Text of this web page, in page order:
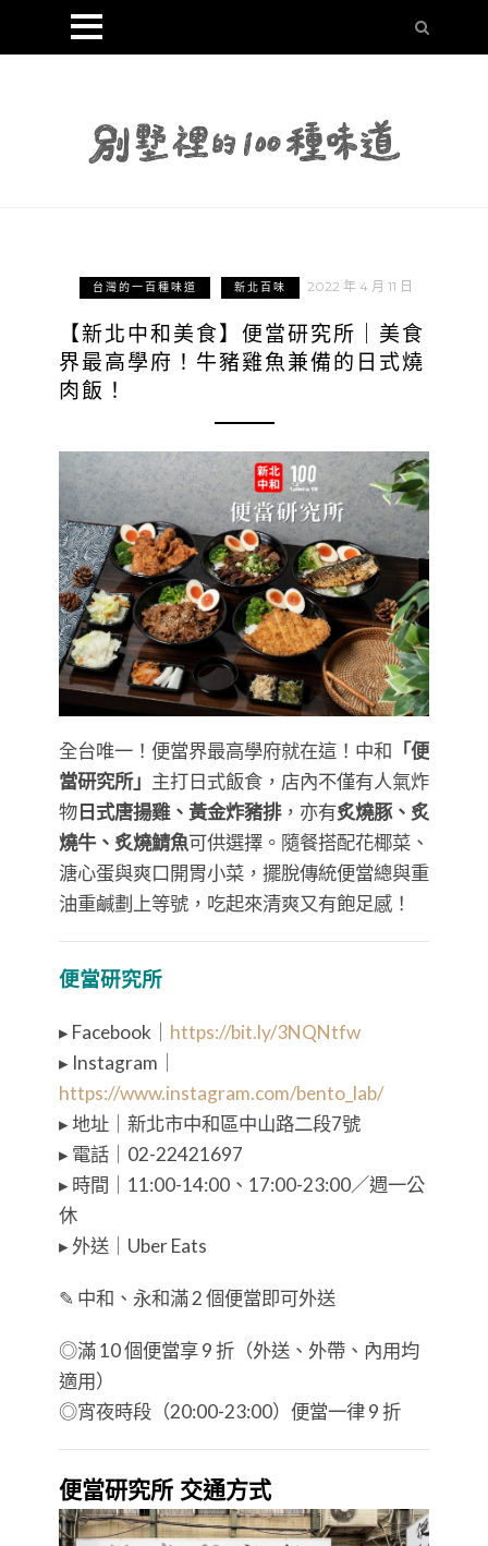
台灣的一百種味道 新北百味 2022 年 4 月 11 日
【新北中和美食】便當研究所｜美食
界最高學府！牛豬雞魚兼備的日式燒
肉飯！
全台唯一！便當界最高學府就在這！中和 「便
當研究所」 主打日式飯食，店內不僅有人氣炸
物日式唐揚雞、黃金炸豬排，亦有炙燒豚、炙
燒牛、炙燒鯖魚可供選擇。隨餐搭配花椰菜、
溏心蛋與爽口開胃小菜，擺脫傳統便當總與重
油重鹹劃上等號，吃起來清爽又有飽足感！
便當研究所
▸ Facebook｜ https://bit.ly/3NQNtfw
▸ Instagram｜
https://www.instagram.com/bento_lab/
▸ 地址｜新北市中和區中山路二段7號
▸ 電話｜02-22421697
▸ 時間｜11:00-14:00、17:00-23:00／週一公
休
▸ 外送｜Uber Eats
✎ 中和、永和滿 2 個便當即可外送
◎滿 10 個便當享 9 折（外送、外帶、內用均
適用）
◎宵夜時段（20:00-23:00）便當一律 9 折
便當研究所 交通方式